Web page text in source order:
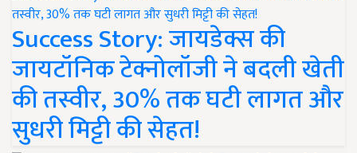
Success Story: जायडेक्स की
जायटॉनिक टेक्नोलॉजी ने बदली खेती
की तस्वीर, 30% तक घटी लागत और
सुधरी मिट्टी की सेहत!